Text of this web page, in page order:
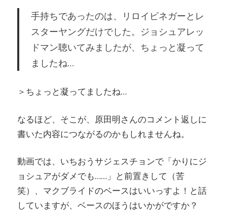
手持ちであったのは、リロイビネガーとレ
スターヤングだけでした。ジョシュアレッ
ドマン聴いてみましたが、ちょっと凝って
ましたね…
＞ちょっと凝ってましたね…
なるほど、そこが、原田明さんのコメント返しに
書いた内容につながるのかもしれませんね。
動画では、いちおうサジェスチョンで「かりにジ
ョシュアがダメでも……」と前置きして（苦
笑）、マクブライドのベースはいいっすよ！と話
していますが、ベースのほうはいかがですか？